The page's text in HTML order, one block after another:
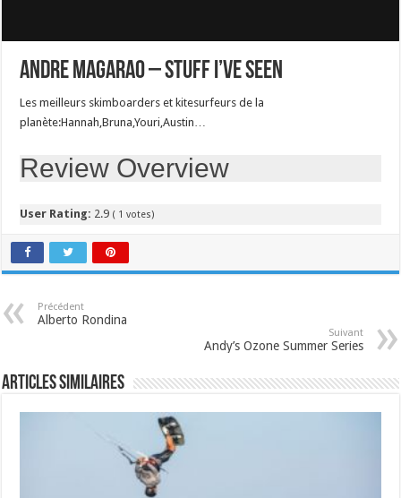
Andre Magarao – Stuff I’ve seen
Les meilleurs skimboarders et kitesurfeurs de la
planète:Hannah,Bruna,Youri,Austin…
Review Overview
User Rating: 2.9 ( 1 votes)
Précédent
Alberto Rondina
Suivant
Andy’s Ozone Summer Series
Articles similaires